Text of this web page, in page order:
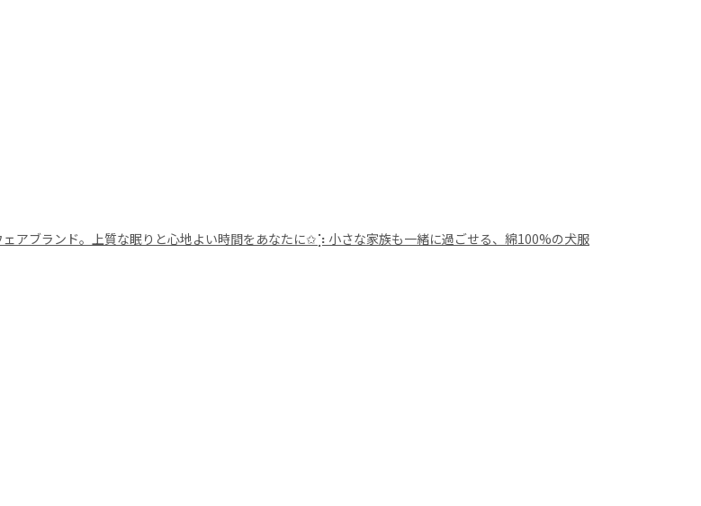
アブランド。上質な眠りと心地よい時間をあなたに✩︎⡱ 小さな家族も一緒に過ごせる、綿100%の犬服